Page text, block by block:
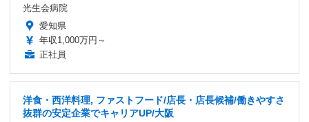
光生会病院
愛知県
年収1,000万円～
正社員
洋食・西洋料理, ファストフード/店長・店長候補/働きやすさ
抜群の安定企業でキャリアUP/大阪